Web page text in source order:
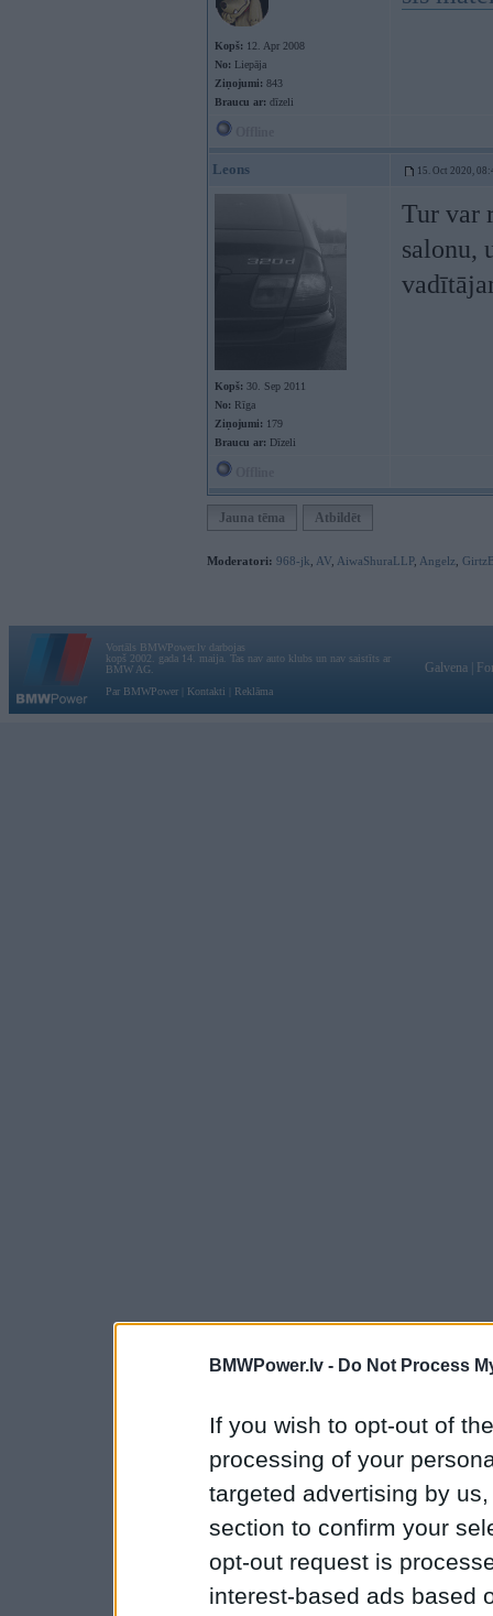
BMWPower.lv - Do Not Process
If you wish to opt-out of
processing of your
targeted advertising by
section to confirm your
opt-out request is
interest-based ads based
Kopš: 12. Apr 2008
No: Liepāja
Ziņojumi: 843
Braucu ar: dīzeli
Leons 15. Oct 2020,
Kopš: 30. Sep 2011
No: Rīga
Ziņojumi: 179
Braucu ar: Dīzeli
Tur var
salonu,
Jauna tēma Atbildēt
Moderatori: 968-jk AV AiwaShuraLLP, Angelz
Vortāls BMWPower.lv darbojas
kopš 2002. gada 14. maija. Tas nav auto klubs un nav saistīts ar
BMW AG.
Par BMWPower
Kontakti Reklāma
Galvena